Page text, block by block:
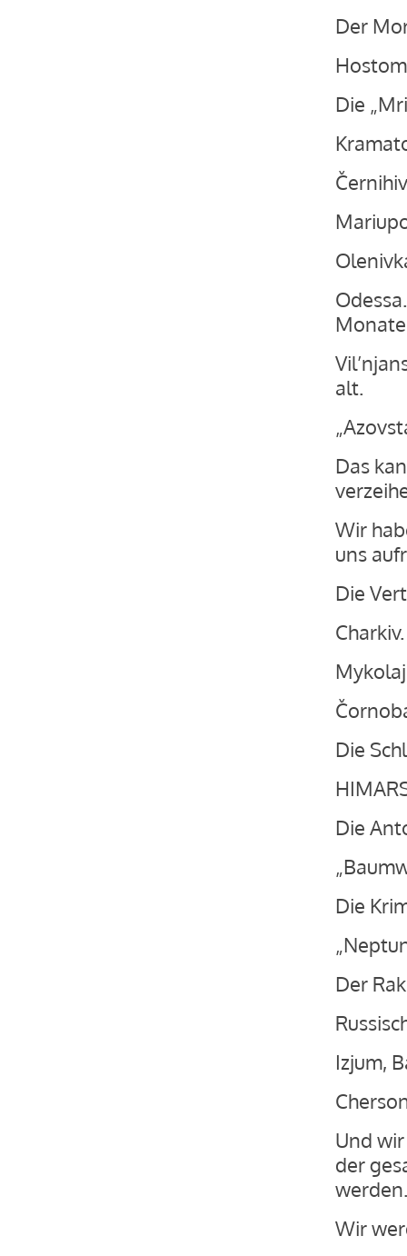
Der
Die
alt.
Das
Wir
uns
Die
Charkiv.
Die
Die
Die
Der
Izjum,
Und
der
werden.
Wir